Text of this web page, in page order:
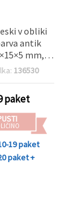
v obliki
antik
mm,
komplet 10
potovalnim
136530
paket
19 paket
paket +